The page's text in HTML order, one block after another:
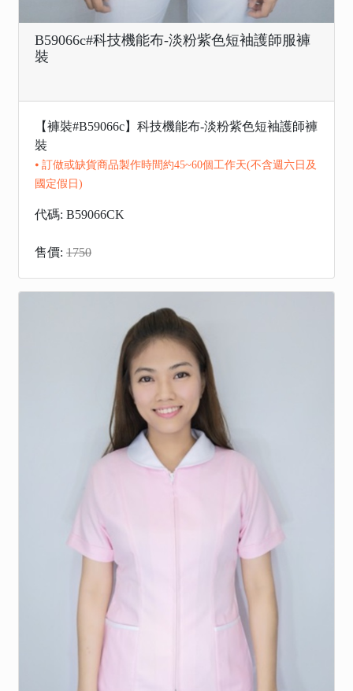
B59066c#科技機能布-淡粉紫色短袖護師服褲
裝
【褲裝#B59066c】科技機能布-淡粉紫色短袖護師褲
裝
⦁ 訂做或缺貨商品製作時間約45~60個工作天(不含週六日及
國定假日)
代碼: B59066CK
售價: 1750